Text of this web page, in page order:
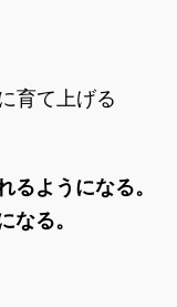
育て上げる
ようになる。
なる。